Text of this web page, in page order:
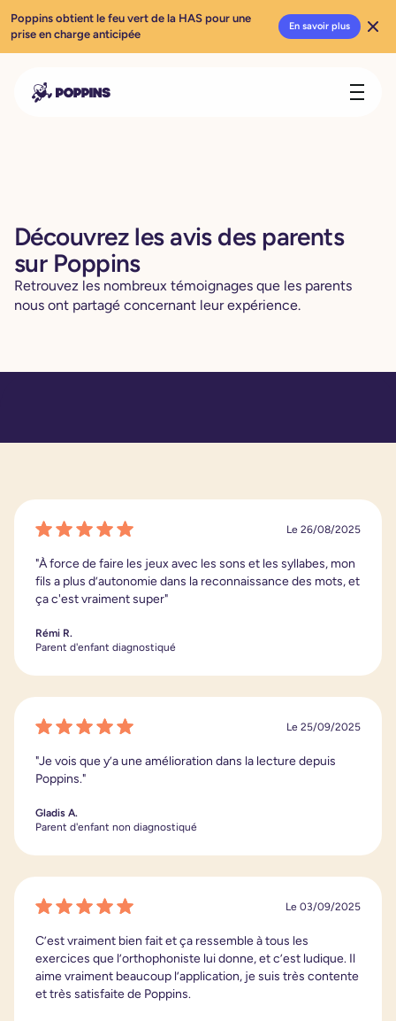
Découvrez les avis des parents
sur Poppins
Retrouvez les nombreux témoignages que les parents
nous ont partagé concernant leur expérience.
Le 26/08/2025
"À force de faire les jeux avec les sons et les syllabes, mon
fils a plus d’autonomie dans la reconnaissance des mots, et
ça c'est vraiment super"
Rémi R.
Parent d'enfant diagnostiqué
Le 25/09/2025
"Je vois que y’a une amélioration dans la lecture depuis
Poppins."
Gladis A.
Parent d'enfant non diagnostiqué
Le 03/09/2025
C’est vraiment bien fait et ça ressemble à tous les
exercices que l’orthophoniste lui donne, et c’est ludique. Il
aime vraiment beaucoup l’application, je suis très contente
et très satisfaite de Poppins.
Poppins obtient le feu vert de la HAS pour une
prise en charge anticipée
En savoir plus